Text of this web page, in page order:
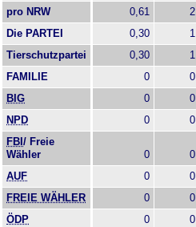
pro NRW
0,61 2
Die PARTEI
0,30 1
Tierschutzpartei
0,30 1
FAMILIE
0 0
BIG
0 0
NPD
0 0
FBI / Freie
Wähler
0 0
AUF
0 0
FREIE WÄHLER
0 0
ÖDP
0 0